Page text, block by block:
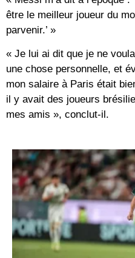
être le meilleur joueur du
parvenir.’ »
« Je lui ai dit que je ne
une chose personnelle, et
mon salaire à Paris était
il y avait des joueurs
mes amis », conclut-il.